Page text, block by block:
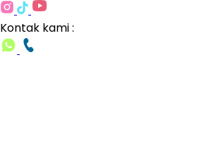
Kontak kami :